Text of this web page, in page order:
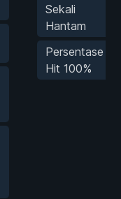
Sekali
Hantam
Persentase
Hit 100%